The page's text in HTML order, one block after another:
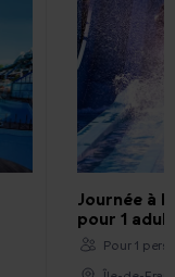
Journée à
pour 1
Pour 1